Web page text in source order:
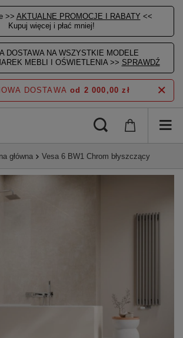
>> AKTUALNE PROMOCJE I RABATY <<
Kupuj więcej i płać mniej!
DOSTAWA NA WSZYSTKIE MODELE
MEBLI I OŚWIETLENIA >> SPRAWDŹ
DOSTAWA od 2 000,00 zł
główna Vesa 6 BW1 Chrom błyszczący